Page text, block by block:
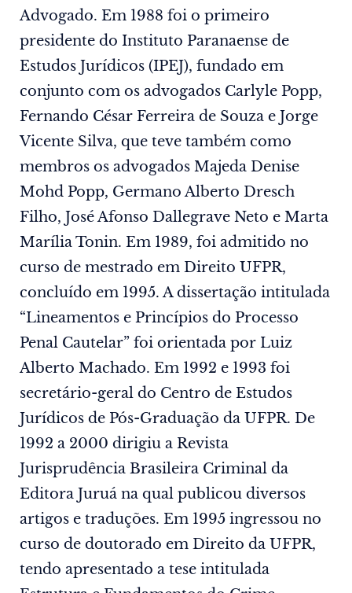
Advogado. Em 1988 foi o primeiro
presidente do Instituto Paranaense de
Estudos Jurídicos (IPEJ), fundado em
conjunto com os advogados Carlyle Popp,
Fernando César Ferreira de Souza e Jorge
Vicente Silva, que teve também como
membros os advogados Majeda Denise
Mohd Popp, Germano Alberto Dresch
Filho, José Afonso Dallegrave Neto e Marta
Marília Tonin. Em 1989, foi admitido no
curso de mestrado em Direito UFPR,
concluído em 1995. A dissertação intitulada
“Lineamentos e Princípios do Processo
Penal Cautelar” foi orientada por Luiz
Alberto Machado. Em 1992 e 1993 foi
secretário-geral do Centro de Estudos
Jurídicos de Pós-Graduação da UFPR. De
1992 a 2000 dirigiu a Revista
Jurisprudência Brasileira Criminal da
Editora Juruá na qual publicou diversos
artigos e traduções. Em 1995 ingressou no
curso de doutorado em Direito da UFPR,
tendo apresentado a tese intitulada